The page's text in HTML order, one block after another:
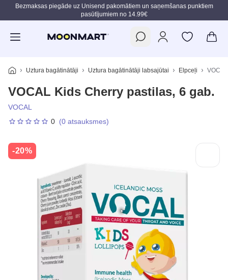
Pāriet uz galveno saturu
Bezmaksas piegāde uz Unisend pakomātiem un saņemšanas punktiem
pasūtījumiem no 14.99€
Uztura bagātinātāji Uztura bagātinātāji labsajūtai Elpceļi
VOCAL Kids Cherry pastilas, 6 gab.
VOCAL
0 (0 atsauksmes)
-20%